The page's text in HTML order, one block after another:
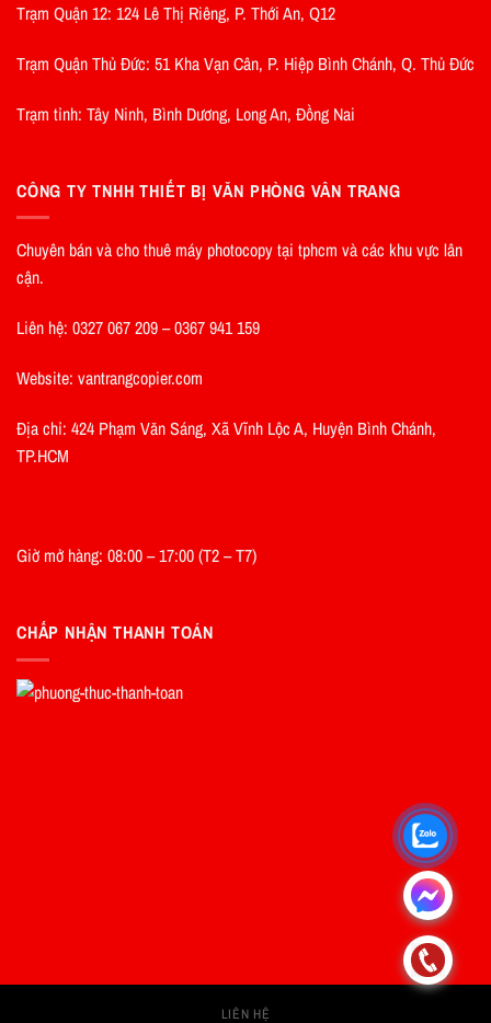
Trạm Quận 12: 124 Lê Thị Riêng, P. Thới An, Q12
Trạm Quận Thủ Đức: 51 Kha Vạn Cân, P. Hiệp Bình Chánh, Q. Thủ Đức
Trạm tỉnh: Tây Ninh, Bình Dương, Long An, Đồng Nai
CÔNG TY TNHH THIẾT BỊ VĂN PHÒNG VÂN TRANG
Chuyên bán và cho thuê máy photocopy tại tphcm và các khu vực lân
cận.
Liên hệ: 0327 067 209 – 0367 941 159
Website: vantrangcopier.com
Địa chỉ: 424 Phạm Văn Sáng, Xã Vĩnh Lộc A, Huyện Bình Chánh,
TP.HCM
Giờ mở hàng: 08:00 – 17:00 (T2 – T7)
CHẤP NHẬN THANH TOÁN
LIÊN HỆ
.
.